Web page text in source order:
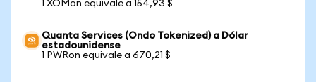
1 XOMon equivale a 154,93 $
Quanta Services (Ondo Tokenized) a Dólar
estadounidense
1 PWRon equivale a 670,21 $